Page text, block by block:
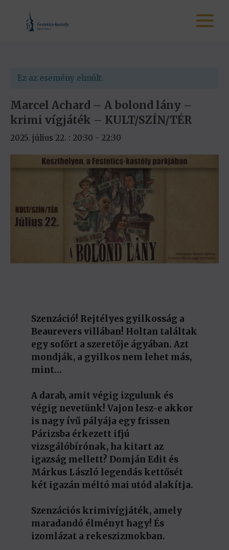
Ez az esemény elmúlt.
Marcel Achard – A bolond lány –
krimi vígjáték – KULT/SZÍN/TÉR
2025. július 22. : 20:30 - 22:30
Szenzáció! Rejtélyes gyilkosság a
Beaurevers villában! Holtan találtak
egy sofőrt a szeretője ágyában. Azt
mondják, a gyilkos nem lehet más,
mint…
A darab, amit végig izgulunk és
végig nevetünk! Vajon lesz-e akkor
is nagy ívű pályája egy frissen
Párizsba érkezett ifjú
vizsgálóbírónak, ha kitart az
igazság mellett? Domján Edit és
Márkus László legendás kettősét
két igazán méltó mai utód alakítja.
Szenzációs krimivígjáték, amely
maradandó élményt hagy! És
izomlázat a rekeszizmokban.